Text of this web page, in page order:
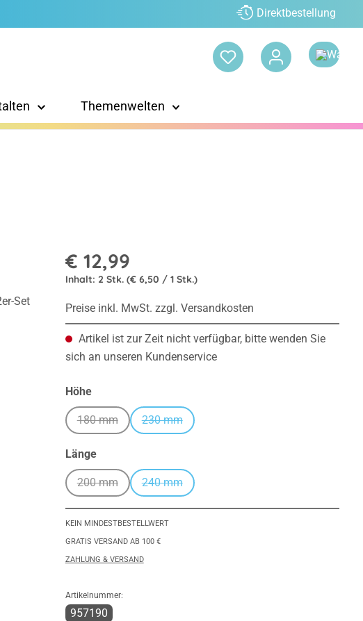
Direktbestellung
Themenwelten
Set
€ 12,99
Inhalt: 2 Stk. (€ 6,50 / 1 Stk.)
Preise inkl. MwSt. zzgl. Versandkosten
Artikel ist zur Zeit nicht verfügbar, bitte wenden Sie
sich an unseren Kundenservice
Höheauswählen
180 mm(Diese Option ist zurzeit nicht verfügbar.)
230 mm(Diese Option ist zurzeit nicht verfügbar.)
Längeauswählen
200 mm(Diese Option ist zurzeit nicht verfügbar.)
240 mm(Diese Option ist zurzeit nicht verfügbar.)
KEIN MINDESTBESTELLWERT
GRATIS VERSAND AB 100 €
ZAHLUNG & VERSAND
Artikelnummer:
957190